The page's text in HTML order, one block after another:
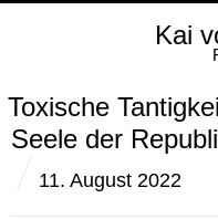
Kai
Toxische
Seele der
11. August 2022